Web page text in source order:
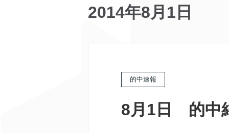
2014年8月1日
的中速報
8月1日 的中